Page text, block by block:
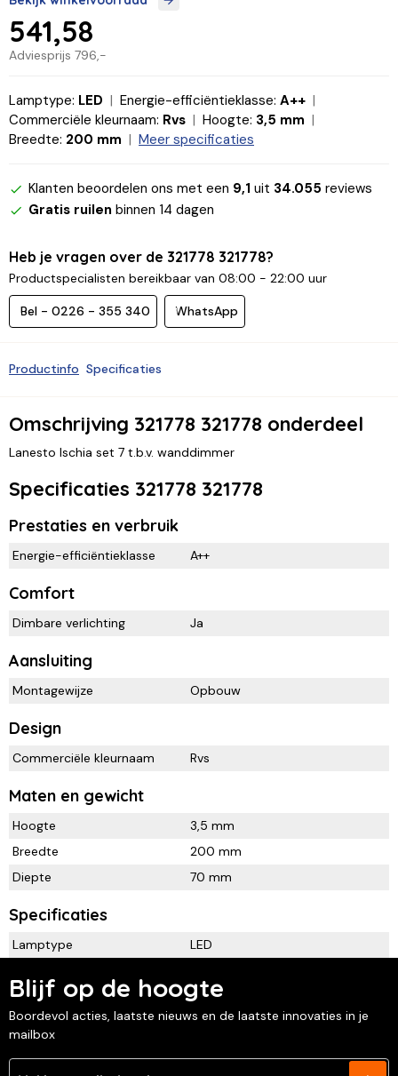
Adviesprijs 796,-
541,58
Lamptype: LED Energie-efficiëntieklasse: A++
Commerciële kleurnaam: Rvs Hoogte: 3,5 mm
Breedte: 200 mm Meer specificaties
Klanten beoordelen ons met een 9,1 uit 34.055 reviews
Gratis ruilen binnen 14 dagen
Heb je vragen over de 321778 321778?
Productspecialisten bereikbaar van 08:00 - 22:00 uur
Bel - 0226 - 355 340 WhatsApp
Productinfo Specificaties
Omschrijving 321778 321778 onderdeel
Lanesto Ischia set 7 t.b.v. wanddimmer
Specificaties 321778 321778
Prestaties en verbruik
Energie-efficiëntieklasse A++
Comfort
Dimbare verlichting Ja
Aansluiting
Montagewijze Opbouw
Design
Commerciële kleurnaam Rvs
Maten en gewicht
Hoogte
3,5 mm
Breedte
200 mm
Diepte
70 mm
Specificaties
Lamptype LED
Blijf op de hoogte
Boordevol acties, laatste nieuws en de laatste innovaties in je
mailbox